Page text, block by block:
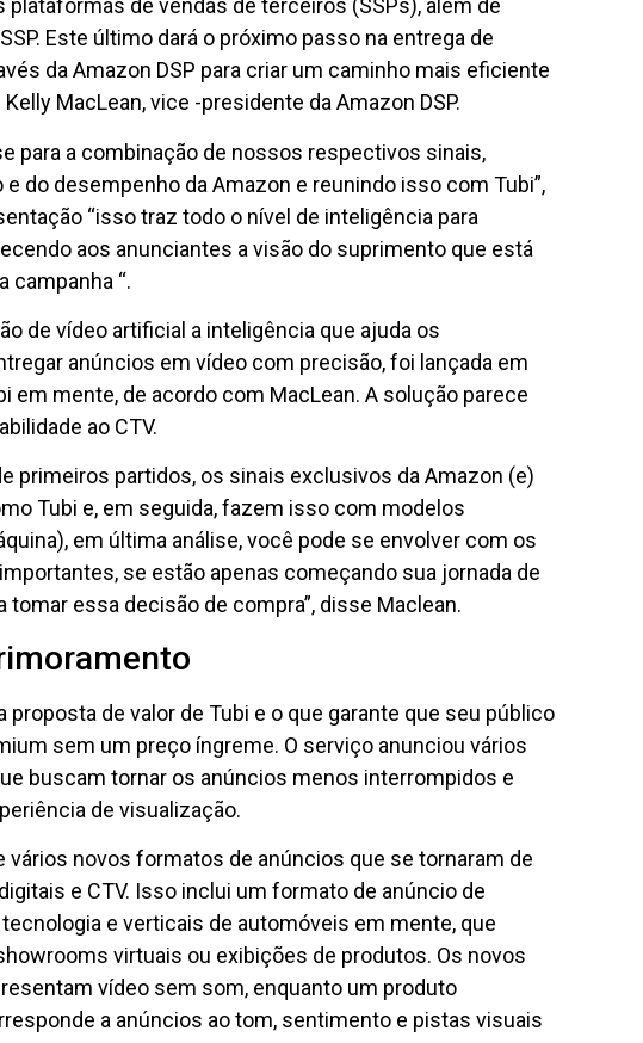
de vendas de terceiros (SSPs), além de
Este último dará o próximo passo na entrega de
da Amazon DSP para criar um caminho mais eficiente
MacLean, vice -presidente da Amazon DSP.
para a combinação de nossos respectivos sinais,
do desempenho da Amazon e reunindo isso com Tubi”,
“isso traz todo o nível de inteligência para
aos anunciantes a visão do suprimento que está
campanha “.
de vídeo artificial a inteligência que ajuda os
anúncios em vídeo com precisão, foi lançada em
em mente, de acordo com MacLean. A solução parece
ao CTV.
primeiros partidos, os sinais exclusivos da Amazon (e)
Tubi e, em seguida, fazem isso com modelos
em última análise, você pode se envolver com os
se estão apenas começando sua jornada de
essa decisão de compra”, disse Maclean.
de valor de Tubi e o que garante que seu público
sem um preço íngreme. O serviço anunciou vários
buscam tornar os anúncios menos interrompidos e
de visualização.
vários novos formatos de anúncios que se tornaram de
e CTV. Isso inclui um formato de anúncio de
e verticais de automóveis em mente, que
virtuais ou exibições de produtos. Os novos
vídeo sem som, enquanto um produto
a anúncios ao tom, sentimento e pistas visuais